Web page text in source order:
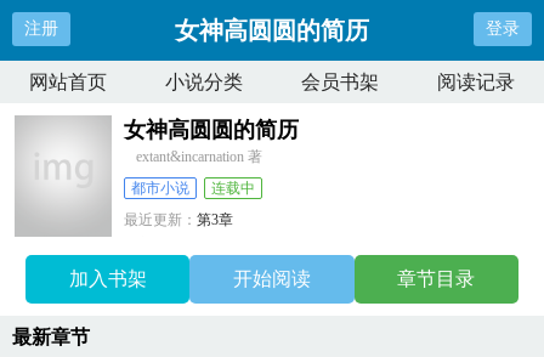
注册 女神高圆圆的简历 登录
网站首页 小说分类 会员书架 阅读记录
女神高圆圆的简历
extant&incarnation 著
都市小说
连载中
最近更新：第3章
加入书架 开始阅读 章节目录
最新章节